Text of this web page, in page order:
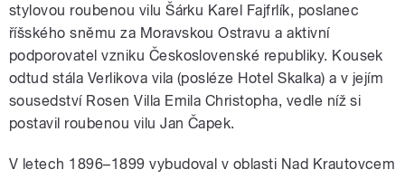
stylovou roubenou vilu Šárku Karel Fajfrlík, poslanec
říšského sněmu za Moravskou Ostravu a aktivní
podporovatel vzniku Československé republiky. Kousek
odtud stála Verlikova vila (posléze Hotel Skalka) a v jejím
sousedství Rosen Villa Emila Christopha, vedle níž si
postavil roubenou vilu Jan Čapek.
V letech 1896–1899 vybudoval v oblasti Nad Krautovcem